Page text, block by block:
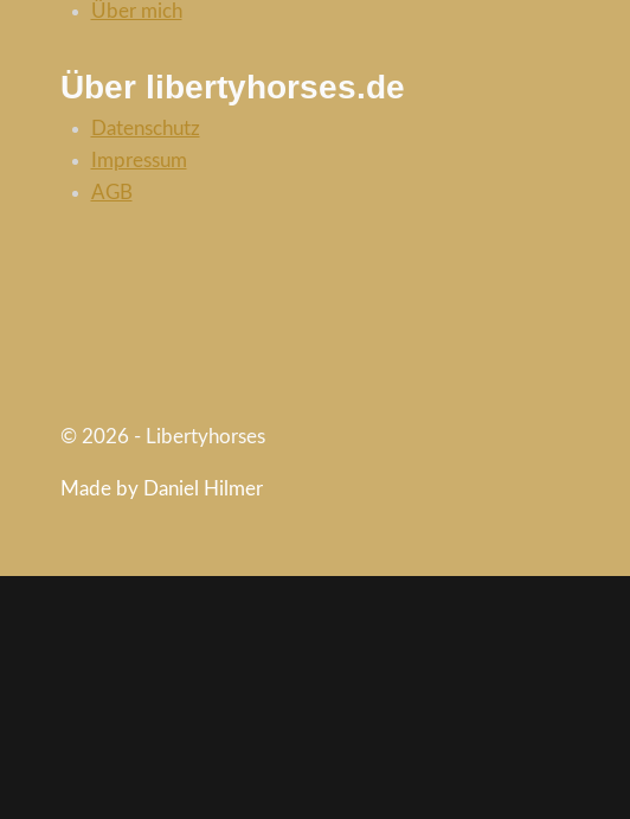
Über mich
Über libertyhorses.de
Datenschutz
Impressum
AGB
© 2026 - Libertyhorses
Made by Daniel Hilmer